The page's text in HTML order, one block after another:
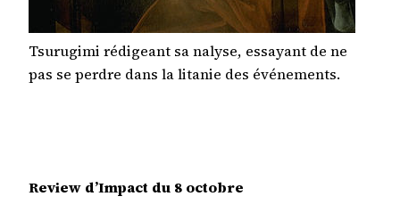
Tsurugimi rédigeant sa nalyse, essayant de ne
pas se perdre dans la litanie des événements.
Review d’Impact du 8 octobre